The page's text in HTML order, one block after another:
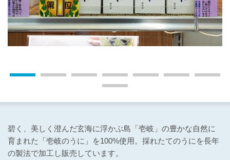
碧く、美しく澄んだ玄海に浮かぶ島「壱岐」の豊かな自然に
育まれた「壱岐のうに」を100%使用。採れたてのうにを長年
の製法で加工し販売しています。